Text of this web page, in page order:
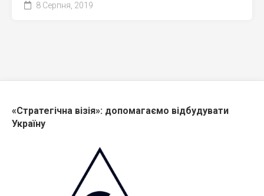
8 Серпня, 2019
«Стратегічна візія»: допомагаємо відбудувати
Україну